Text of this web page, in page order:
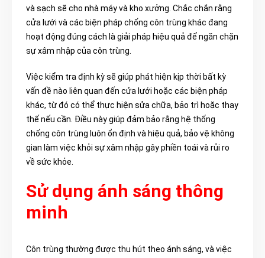
và sạch sẽ cho nhà máy và kho xưởng. Chắc chắn rằng
cửa lưới và các biện pháp chống côn trùng khác đang
hoạt động đúng cách là giải pháp hiệu quả để ngăn chặn
sự xâm nhập của côn trùng.
Việc kiểm tra định kỳ sẽ giúp phát hiện kịp thời bất kỳ
vấn đề nào liên quan đến cửa lưới hoặc các biện pháp
khác, từ đó có thể thực hiện sửa chữa, bảo trì hoặc thay
thế nếu cần. Điều này giúp đảm bảo rằng hệ thống
chống côn trùng luôn ổn định và hiệu quả, bảo vệ không
gian làm việc khỏi sự xâm nhập gây phiền toái và rủi ro
về sức khỏe.
Sử dụng ánh sáng thông
minh
Côn trùng thường được thu hút theo ánh sáng, và việc